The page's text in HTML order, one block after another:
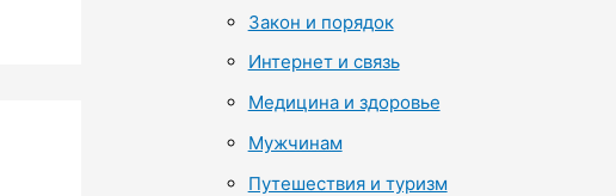
Закон и порядок
Интернет и связь
Медицина и здоровье
Мужчинам
Путешествия и туризм